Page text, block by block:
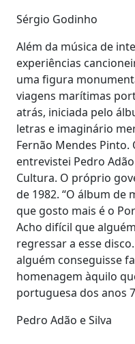
Sérgio Godinho
Além da música de
experiências
uma figura
viagens marítimas
atrás, iniciada pelo
letras e imaginário
Fernão Mendes Pinto.
entrevistei Pedro
Cultura. O próprio
de 1982. “O álbum
que gosto mais é o
Acho difícil que
regressar a esse
alguém conseguisse
homenagem àquilo
portuguesa dos anos
Pedro Adão e Silva